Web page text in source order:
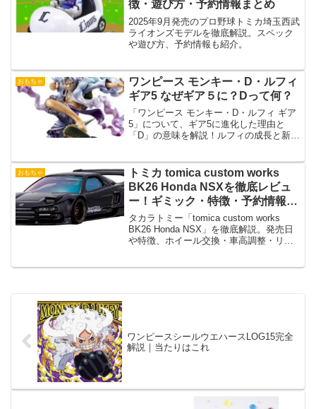
徴・遊び方・予約情報まとめ
2025年9月発売のプロ野球トミカ埼玉西武
ライオンズモデルを徹底解説。スペック
や遊び方、予約情報も紹介。
おもちゃ
ワンピース モンキー・D・ルフィ
ギア5 なぜギア５に？Dって何？
「ワンピース モンキー・D・ルフィ ギア
5」について、ギア5に進化した理由と
「D」の意味を解説！ルフィの成長と新た
おもちゃ
トミカ tomica custom works
BK26 Honda NSXを徹底レビュ
ー！ギミック・特徴・予約情報ま
とめ
タカラトミー「tomica custom works
BK26 Honda NSX」を徹底解説。発売日
や特徴、ホイール交換・車高調整・リト
ワンピースシールウエハースLOG15完全
解説｜当たりはこれ